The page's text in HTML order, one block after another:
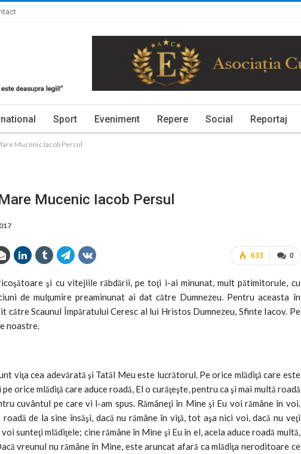
Sport Eveniment Repere Social Reportaj
Mucenic Iacob Persul
Mucenic Iacob Persul
0
633
şi cu vitejiile răbdării, pe toţi i-ai minunat, mult pătimitorule, cu
de mulţumire preaminunat ai dat către Dumnezeu. Pentru aceasta în
către Scaunul Împăratului Ceresc al lui Hristos Dumnezeu, Sfinte Iacov. Pe
noastre.
viţa cea adevărată şi Tatăl Meu este lucrătorul. Pe orice mlădiţă care este
orice mlădiţă care aduce roadă, El o curăţeşte, pentru ca şi mai multă roadă
cuvântul pe care vi l-am spus. Rămâneţi în Mine şi Eu voi rămâne în voi.
roadă de la sine însăşi, dacă nu rămâne în viţă, tot aşa nici voi, dacă nu veţi
sunteţi mlădiţele; cine rămâne în Mine şi Eu în el, acela aduce roadă multă,
vreunul nu rămâne în Mine, este aruncat afară ca mlădiţa neroditoare ce